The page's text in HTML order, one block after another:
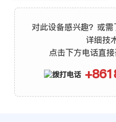
对此设备感兴趣？或
详细技
点击下方电话直接